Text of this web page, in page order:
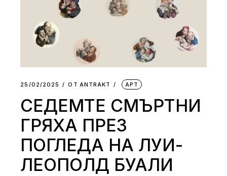
25/02/2025 ОТ АNTRAKT АРТ
СЕДЕМТЕ СМЪРТНИ
ГРЯХА ПРЕЗ
ПОГЛЕДА НА ЛУИ-
ЛЕОПОЛД БУАЛИ